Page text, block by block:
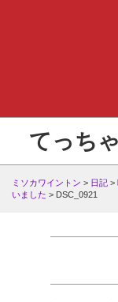
てっち
ミソカワイントン > 日記 >
いました > DSC_0921